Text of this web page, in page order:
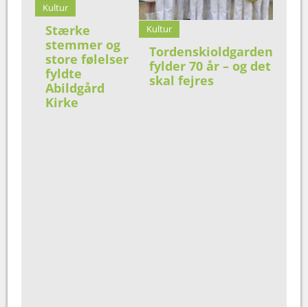
Kultur
Stærke
stemmer og
store følelser
fyldte
Abildgård
Kirke
Kultur
Tordenskioldgarden
fylder 70 år – og det
skal fejres